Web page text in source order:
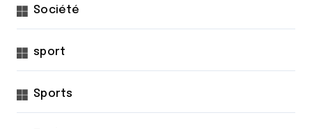
Société
sport
Sports